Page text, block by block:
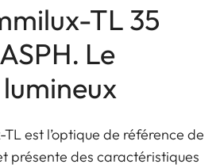
TL 35
Le
est l’optique de référence de
présente des caractéristiques